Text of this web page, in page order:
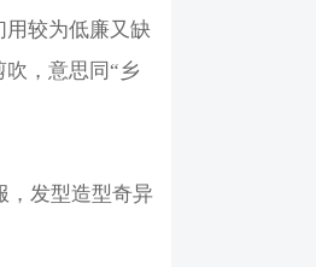
用较为低廉又缺
，意思同“乡
，发型造型奇异